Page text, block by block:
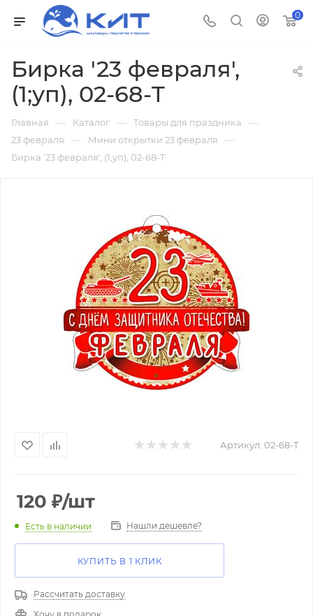
0
Бирка '23 февраля',
(1;уп), 02-68-T
Главная — Каталог — Товары для праздника —
23 февраля — Мини открытки 23 февраля —
Бирка '23 февраля', (1;уп), 02-68-T
Артикул: 02-68-T
120 ₽/шт
Есть в наличии Нашли дешевле?
КУПИТЬ В 1 КЛИК
Рассчитать доставку